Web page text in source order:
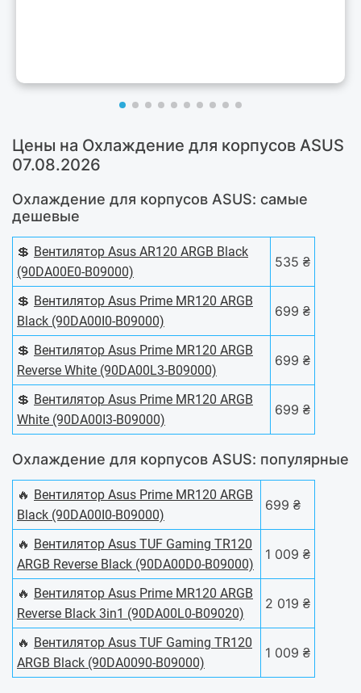
Цены на Охлаждение для корпусов ASUS
07.08.2026
Охлаждение для корпусов ASUS: самые
дешевые
💲 Вентилятор Asus AR120 ARGB Black
(90DA00E0-B09000)
535 ₴
💲 Вентилятор Asus Prime MR120 ARGB
Black (90DA00I0-B09000)
699 ₴
💲 Вентилятор Asus Prime MR120 ARGB
Reverse White (90DA00L3-B09000)
699 ₴
💲 Вентилятор Asus Prime MR120 ARGB
White (90DA00I3-B09000)
699 ₴
Охлаждение для корпусов ASUS: популярные
🔥 Вентилятор Asus Prime MR120 ARGB
Black (90DA00I0-B09000)
699 ₴
🔥 Вентилятор Asus TUF Gaming TR120
ARGB Reverse Black (90DA00D0-B09000)
1 009 ₴
🔥 Вентилятор Asus Prime MR120 ARGB
Reverse Black 3in1 (90DA00L0-B09020)
2 019 ₴
🔥 Вентилятор Asus TUF Gaming TR120
ARGB Black (90DA0090-B09000)
1 009 ₴